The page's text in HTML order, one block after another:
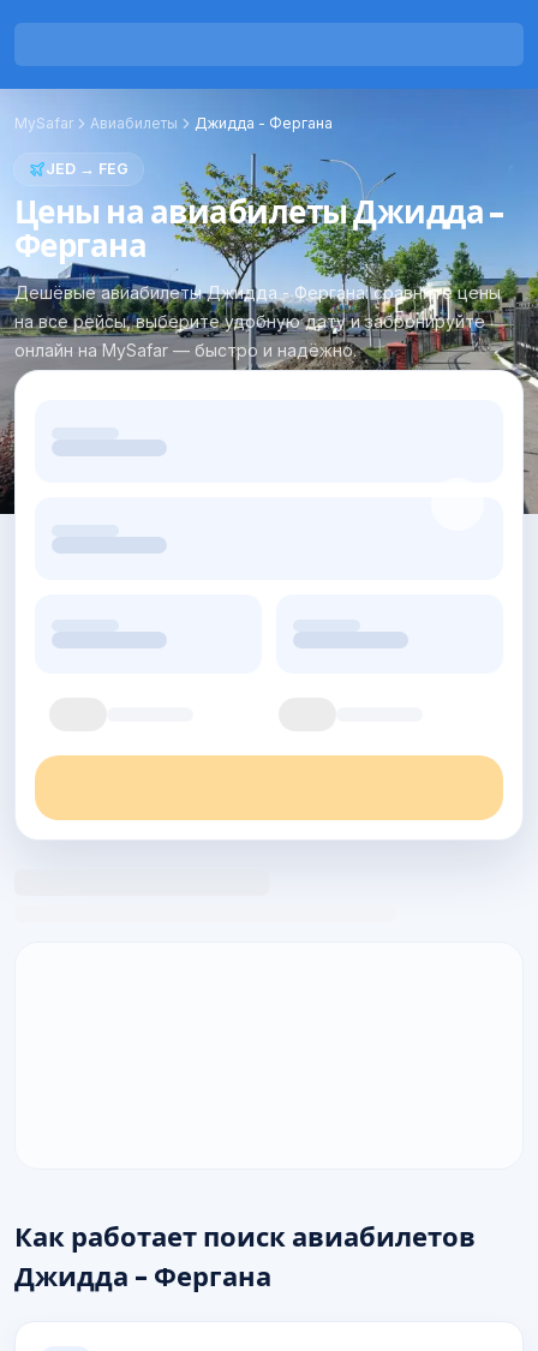
MySafar Авиабилеты Джидда - Фергана
JED → FEG
Цены на авиабилеты Джидда -
Фергана
Дешёвые авиабилеты Джидда - Фергана: сравните цены
на все рейсы, выберите удобную дату и забронируйте
онлайн на MySafar — быстро и надёжно.
Как работает поиск авиабилетов
Джидда - Фергана